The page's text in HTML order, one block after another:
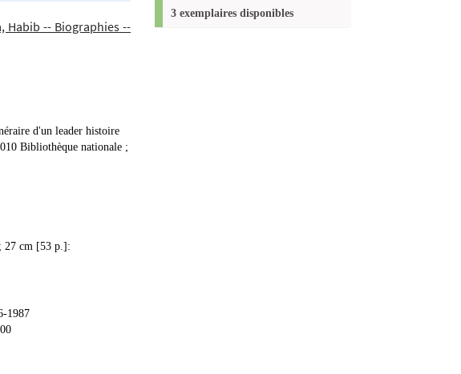
Habib -- Biographies --
d'un leader histoire
Bibliothèque nationale ;
27 cm [53 p.]:
1987
3 exemplaires disponibles